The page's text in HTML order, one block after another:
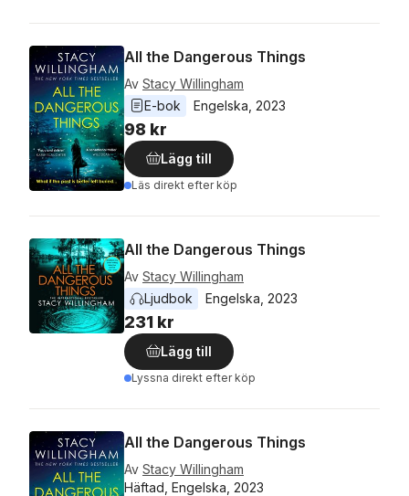
All the Dangerous Things
Av Stacy Willingham
E-bok
Engelska 2023
98 kr
Lägg till
Läs direkt efter köp
All the Dangerous Things
Av Stacy Willingham
Ljudbok
Engelska 2023
231 kr
Lägg till
Lyssna direkt efter köp
All the Dangerous Things
Av Stacy Willingham
Häftad, Engelska, 2023